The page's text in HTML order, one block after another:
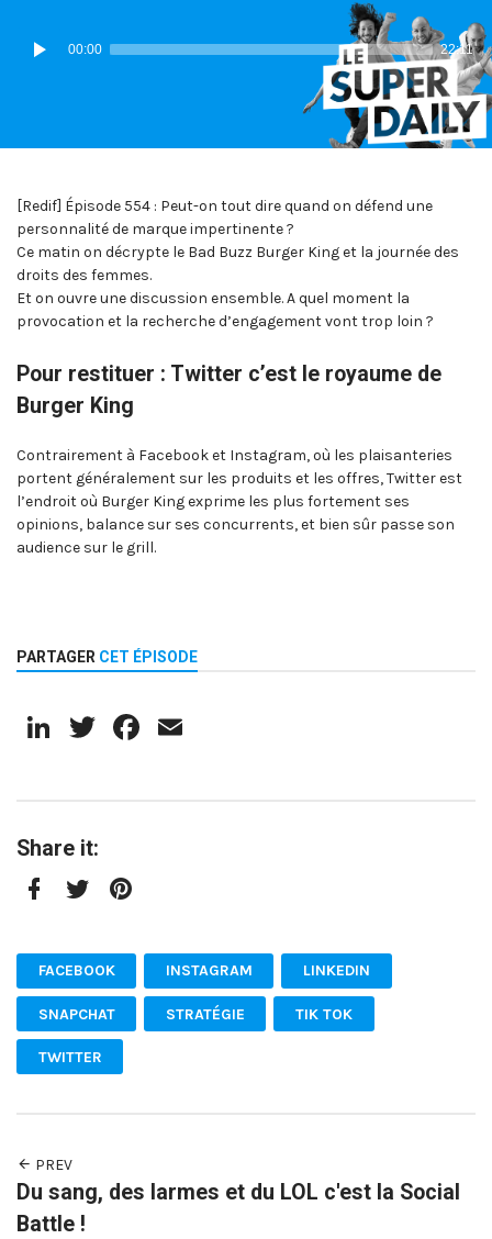
Lecteur
audio
00:00 22:11
[Redif] Épisode 554 : Peut-on tout dire quand on défend une
personnalité de marque impertinente ?
Ce matin on décrypte le Bad Buzz Burger King et la journée des
droits des femmes.
Et on ouvre une discussion ensemble. A quel moment la
provocation et la recherche d’engagement vont trop loin ?
Pour restituer : Twitter c’est le royaume de
Burger King
Contrairement à Facebook et Instagram, où les plaisanteries
portent généralement sur les produits et les offres, Twitter est
l’endroit où Burger King exprime les plus fortement ses
opinions, balance sur ses concurrents, et bien sûr passe son
audience sur le grill.
PARTAGER CET ÉPISODE
LinkedIn
TwitterFacebook
Share it:
FACEBOOK INSTAGRAM LINKEDIN
SNAPCHAT STRATÉGIE TIK TOK
TWITTER
PREV
Du sang, des larmes et du LOL c'est la Social
Battle !